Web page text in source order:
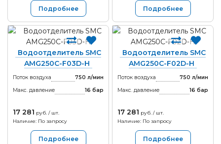
Подробнее Подробнее
Водоотделитель SMC
AMG250C-F03D-H
Поток воздуха
750 л/мин
Макс. давление
16 бар
17 281 руб. / шт.
Наличие: По запросу
Подробнее
Водоотделитель SMC
AMG250C-F02D-H
Поток воздуха
750 л/мин
Макс. давление
16 бар
17 281 руб. / шт.
Наличие: По запросу
Подробнее